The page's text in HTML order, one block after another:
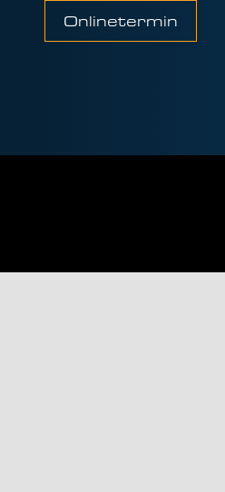
Onlinetermin